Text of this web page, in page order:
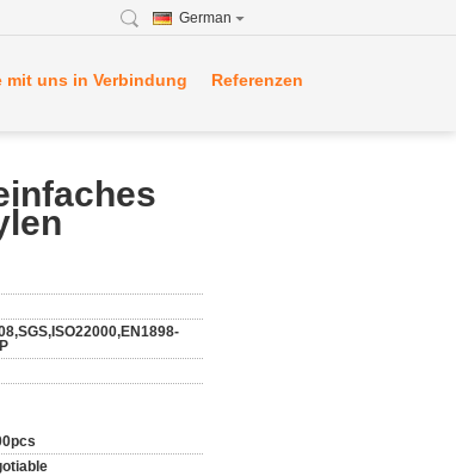
German
mit uns in Verbindung Referenzen